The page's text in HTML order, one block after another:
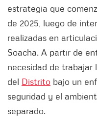
estrategia que
de 2025, luego de
realizadas en
Soacha. A partir de
necesidad de trabajar
del Distrito bajo un
seguridad y el
separado.